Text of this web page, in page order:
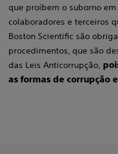
que proíbem o suborno
colaboradores e terceiros
Boston Scientific são
procedimentos, que são
das Leis Anticorrupção,
as formas de corrupção